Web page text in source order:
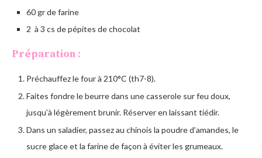
60 gr de farine
2 à 3 cs de pépites de chocolat
Préparation :
Préchauffez le four à 210°C (th7-8).
Faites fondre le beurre dans une casserole sur feu doux,
jusqu’à légèrement brunir. Réserver en laissant tiédir.
Dans un saladier, passez au chinois la poudre d’amandes, le
sucre glace et la farine de façon à éviter les grumeaux.